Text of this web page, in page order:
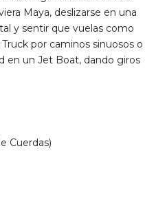
Maya, deslizarse en una
y sentir que vuelas como
por caminos sinuosos o
en un Jet Boat, dando giros
Cuerdas)